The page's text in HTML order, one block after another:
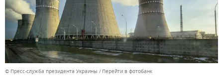
© Пресс-служба президента Украины Перейти в фотобанк